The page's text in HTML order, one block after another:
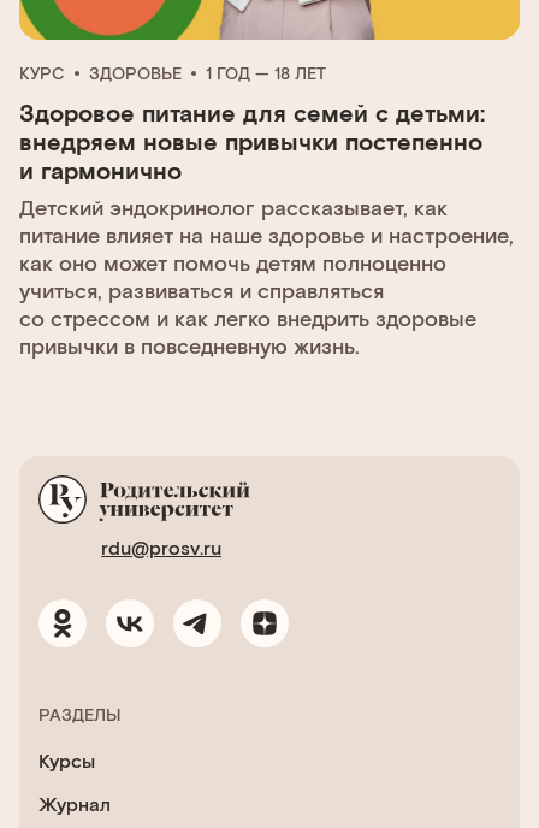
КУРС ЗДОРОВЬЕ 1 ГОД — 18 ЛЕТ
Здоровое питание для семей с детьми:
внедряем новые привычки постепенно
и гармонично
Детский эндокринолог рассказывает, как
питание влияет на наше здоровье и настроение,
как оно может помочь детям полноценно
учиться, развиваться и справляться
со стрессом и как легко внедрить здоровые
привычки в повседневную жизнь.
rdu@prosv.ru
РАЗДЕЛЫ
Курсы
Журнал